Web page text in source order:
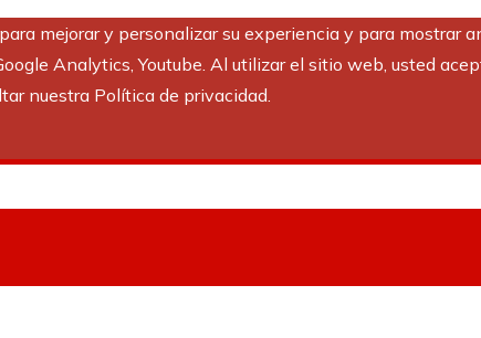
mejorar y personalizar su experiencia y para mostrar
Analytics, Youtube. Al utilizar el sitio web, usted
nuestra Política de privacidad.